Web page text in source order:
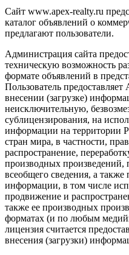
Сайт www.apex-realty.ru
каталог объявлений о
предлагают пользователи.
Администрация сайта
техническую возможность
формате объявлений в
Пользователь
внесении (загрузке)
неисключительную,
сублицензирования, на
информации на территории
стран мира, в частности,
распространение,
производных произведений,
всеобщего сведения, а
информации, в том числе
продвижение и
также ее производных
форматах (и по любым
лицензия считается
внесения (загрузки)